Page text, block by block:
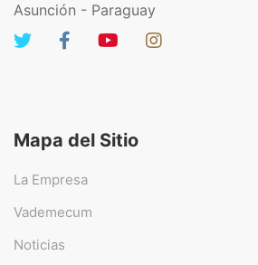
Asunción - Paraguay
Mapa del Sitio
La Empresa
Vademecum
Noticias